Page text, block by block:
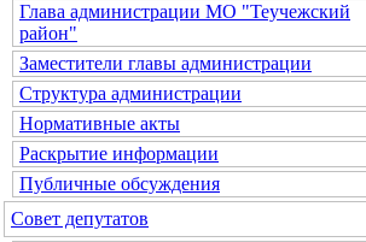
Глава администрации МО "Теучежский
район"
Заместители главы администрации
Структура администрации
Нормативные акты
Раскрытие информации
Публичные обсуждения
Совет депутатов